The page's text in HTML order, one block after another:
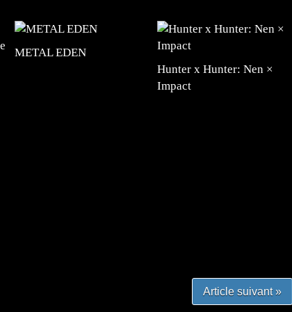
METAL EDEN
Hunter x Hunter: Nen ×
Impact
Article suivant »